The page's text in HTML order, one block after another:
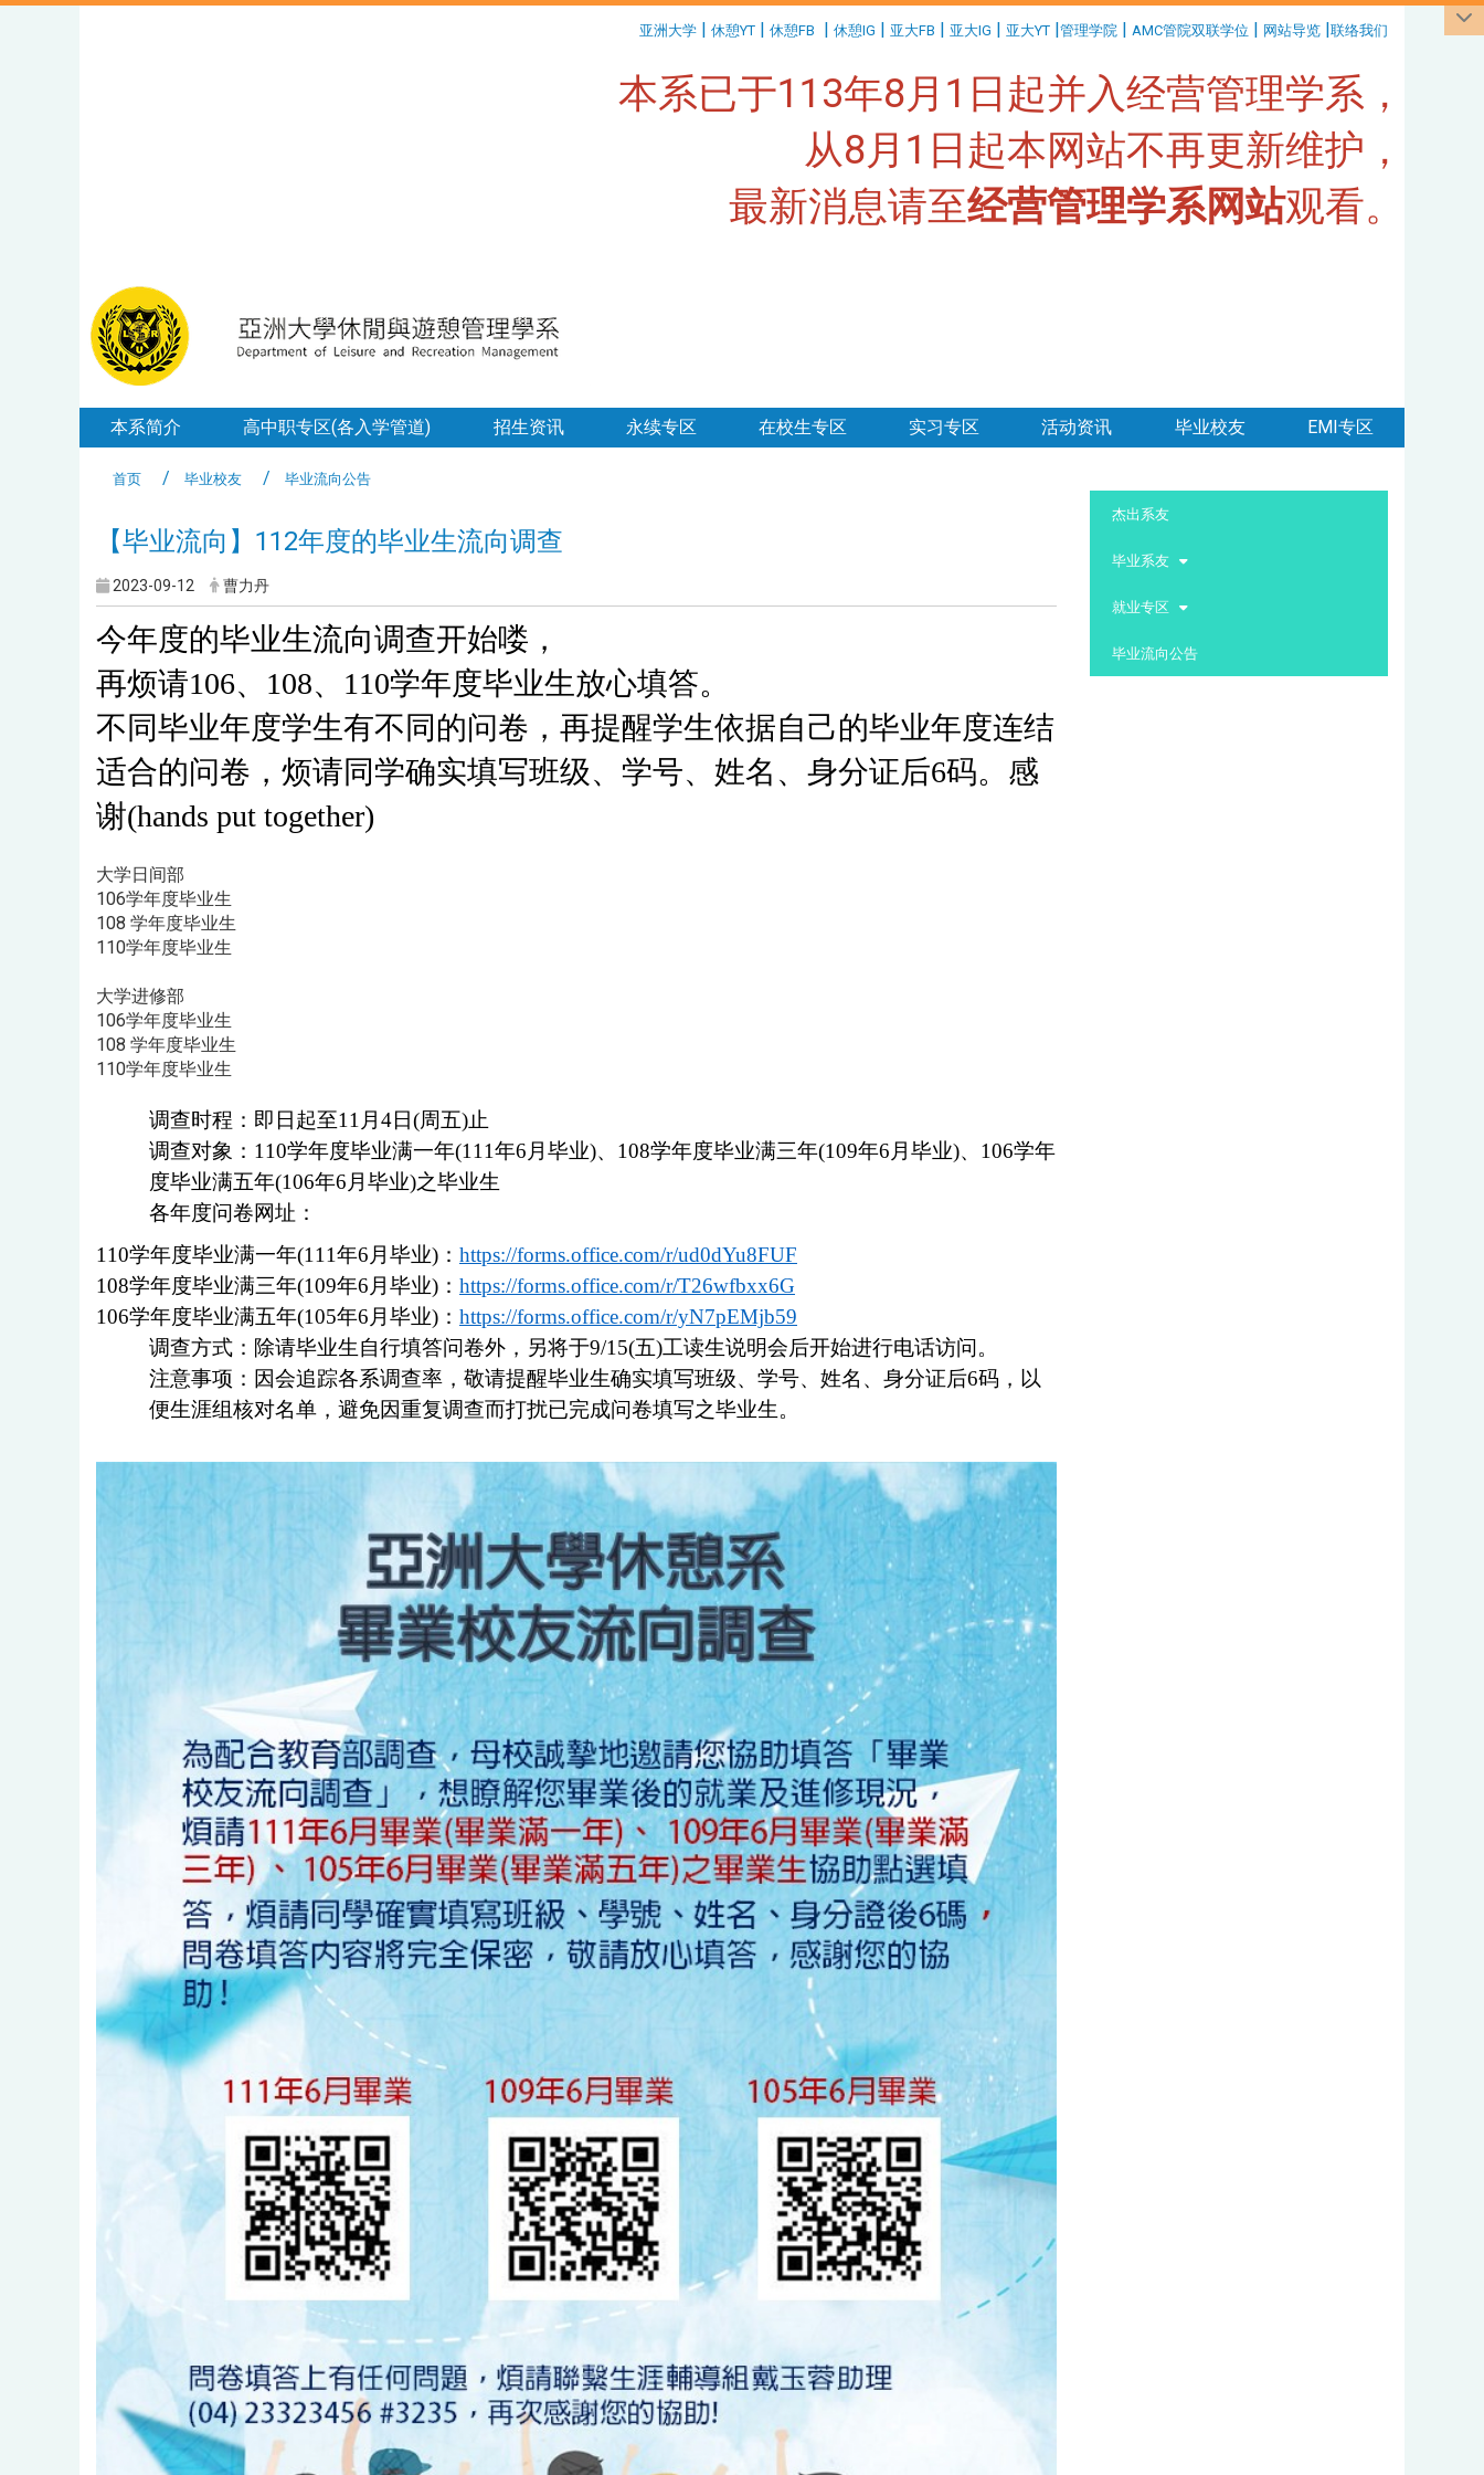
亚洲大学 | 休憩YT | 休憩FB | 休憩IG | 亚大FB | 亚大IG | 亚大YT |管理学院 | AMC管院双联学位 | 网站导览 |联络我们
本系已于113年8月1日起并入经营管理学系，
从8月1日起本网站不再更新维护，
最新消息请至经营管理学系网站观看。
本系简介 高中职专区(各入学管道) 招生资讯 永续专区 在校生专区 实习专区 活动资讯 毕业校友 EMI专区
首页 毕业校友 毕业流向公告
【毕业流向】112年度的毕业生流向调查
2023-09-12 曹力丹
今年度的毕业生流向调查开始喽，
再烦请106、108、110学年度毕业生放心填答。
不同毕业年度学生有不同的问卷，再提醒学生依据自己的毕业年度连结
适合的问卷，烦请同学确实填写班级、学号、姓名、身分证后6码。感
谢(hands put together)
大学日间部
106学年度毕业生
108 学年度毕业生
110学年度毕业生
大学进修部
106学年度毕业生
108 学年度毕业生
110学年度毕业生
调查时程：即日起至11月 4日(周五)止
调查对象： 110学年度毕业满一年(111年6月毕业)、 108学年度毕业满三年(109年6月毕业)、 106学年
度毕业满五年(106年6月毕业)之毕业生
各年度问卷网址：
110学年度毕业满一年(111年6月毕业) ： https://forms.office.com/r/ud0dYu8FUF
108学年度毕业满三年(109年6月毕业) ： https://forms.office.com/r/T26wfbxx6G
106学年度毕业满五年(105年6月毕业) ： https://forms.office.com/r/yN7pEMjb59
调查方式：除请毕业生自行填答问卷外，另将于9/15(五)工读生说明会后开始进行电话访问。
注意事项：因会追踪各系调查率，敬请提醒毕业生确实填写班级、学号、姓名、身分证后6码，以
便生涯组核对名单，避免因重复调查而打扰已完成问卷填写之毕业生。
杰出系友
毕业系友
就业专区
毕业流向公告